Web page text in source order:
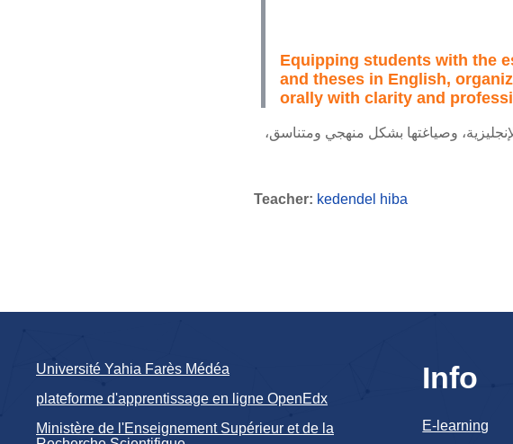
Equipping students with the
and theses in English,
orally with clarity and
وصياغتها بشكل منهجي ومتناسق،
Teacher: kedendel hiba
Université Yahia Farès Médéa
plateforme d'apprentissage en ligne OpenEdx
Ministère de l'Enseignement Supérieur et de la
Info
E-learning